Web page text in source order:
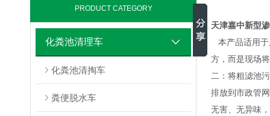
PRODUCT CATEGORY
化粪池清理车
化粪池清掏车
粪便脱水车
天津嘉中新型
本产品适用于
方，而是现场
二：将粗滤池
排放到市政管
无害、无异味